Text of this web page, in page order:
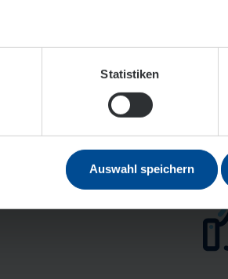
Statistiken
Auswahl speichern